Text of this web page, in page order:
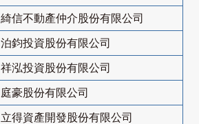
綺信不動產仲介股份有限公司
泊鈞投資股份有限公司
祥泓投資股份有限公司
庭豪股份有限公司
立得資產開發股份有限公司